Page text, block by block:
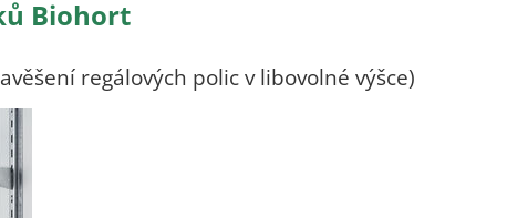
Biohort
regálových polic v libovolné výšce)